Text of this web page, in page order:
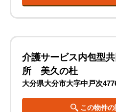
介護サービス内包型
所 美久の杜
大分県大分市大字中戸次
この物件